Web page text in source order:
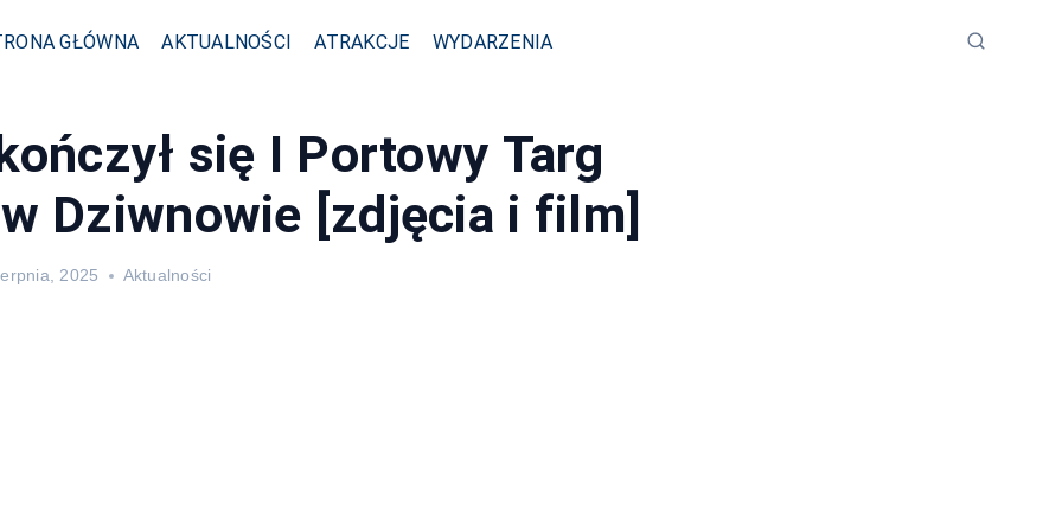
GŁÓWNA AKTUALNOŚCI ATRAKCJE WYDARZENIA
się I Portowy Targ
Dziwnowie [zdjęcia i film]
2025 Aktualności